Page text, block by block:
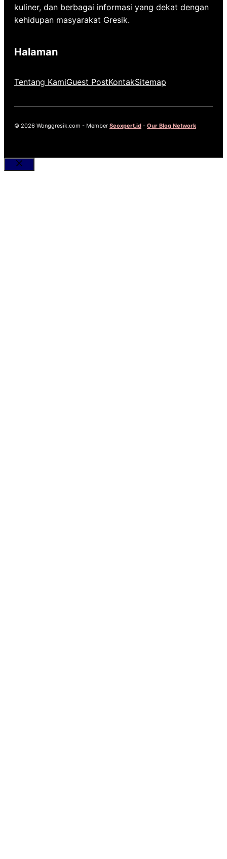
kuliner, dan berbagai informasi yang dekat dengan
kehidupan masyarakat Gresik.
Halaman
Tentang KamiGuest PostKontakSitemap
© 2026 Wonggresik.com - Member Seoxpert.id - Our Blog Network
Close